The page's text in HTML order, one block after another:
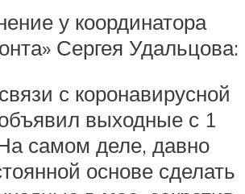
у координатора
Сергея Удальцова:
с коронавирусной
выходные с 1
самом деле, давно
основе сделать